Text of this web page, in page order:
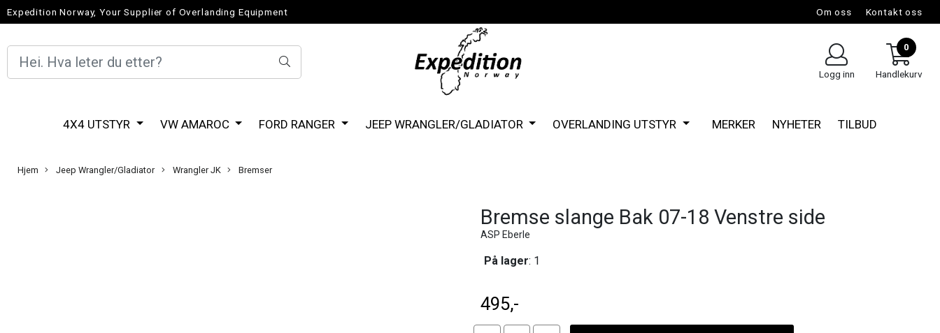
Expedition Norway, Your Supplier of Overlanding Equipment Om oss Kontakt oss
Logg inn
0
Handlekurv
4X4 UTSTYR VW AMAROC FORD RANGER JEEP WRANGLER/GLADIATOR OVERLANDING UTSTYR MERKER NYHETER TILBUD
Hjem Jeep Wrangler/Gladiator Wrangler JK Bremser
Bremse slange Bak 07-18 Venstre side
ASP Eberle
På lager: 1
495,-